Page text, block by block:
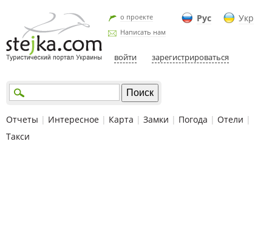
Рус Укр
о проекте
Написать нам
войти зарегистрироваться
Отчеты | Интересное | Карта | Замки | Погода | Отели |
Такси